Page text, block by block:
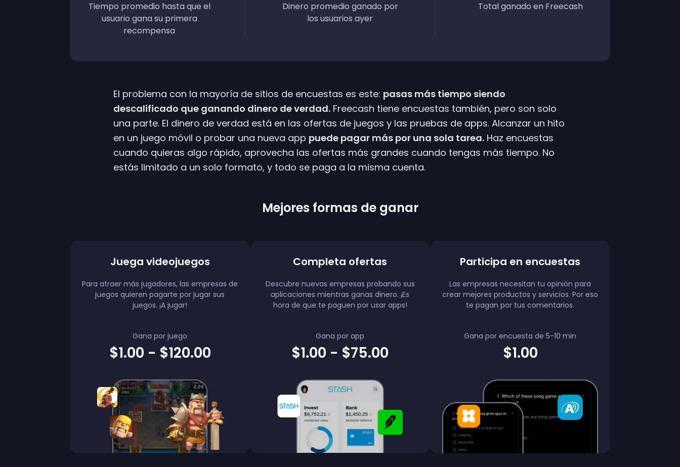
Tiempo promedio hasta que el
usuario gana su primera
recompensa
Dinero promedio ganado por
los usuarios ayer
Total ganado en Freecash
El problema con la mayoría de sitios de encuestas es este: pasas más tiempo siendo
descalificado que ganando dinero de verdad. Freecash tiene encuestas también, pero son solo
una parte. El dinero de verdad está en las ofertas de juegos y las pruebas de apps. Alcanzar un hito
en un juego móvil o probar una nueva app puede pagar más por una sola tarea. Haz encuestas
cuando quieras algo rápido, aprovecha las ofertas más grandes cuando tengas más tiempo. No
estás limitado a un solo formato, y todo se paga a la misma cuenta.
Mejores formas de ganar
Juega videojuegos
Para atraer más jugadores, las empresas de
juegos quieren pagarte por jugar sus
juegos. ¡A jugar!
Gana por juego
$1.00 - $120.00
Completa ofertas
Descubre nuevas empresas probando sus
aplicaciones mientras ganas dinero. ¡Es
hora de que te paguen por usar apps!
Gana por app
$1.00 - $75.00
Participa en encuestas
Las empresas necesitan tu opinión para
crear mejores productos y servicios. Por eso
te pagan por tus comentarios.
Gana por encuesta de 5-10 min
$1.00